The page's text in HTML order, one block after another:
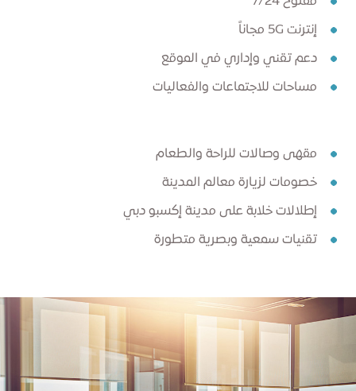
إنترنت 5G مجاناً
دعم تقني وإداري في الموقع
مساحات للاجتماعات والفعاليات
مقهى وصالات للراحة والطعام
خصومات لزيارة معالم المدينة
إطلالات خلابة على مدينة إكسبو دبي
تقنيات سمعية وبصرية متطورة